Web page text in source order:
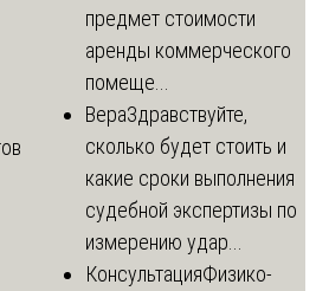
предмет стоимости
аренды коммерческого
помеще...
ВераЗдравствуйте,
сколько будет стоить и
какие сроки выполнения
судебной экспертизы по
измерению удар...
КонсультацияФизико-